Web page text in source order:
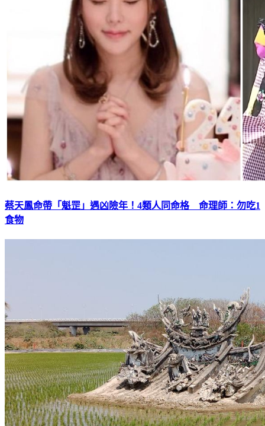
蔡天鳳命帶「魁罡」遇凶險年！4類人同命格 命理師：勿吃1
食物